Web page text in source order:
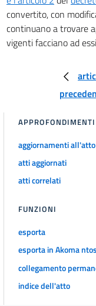
convertito, con
continuano a trovare
vigenti facciano ad
APPROFONDIMENTI
aggiornamenti all'atto
atti aggiornati
atti correlati
FUNZIONI
esporta
esporta in Akoma
collegamento
indice dell'atto